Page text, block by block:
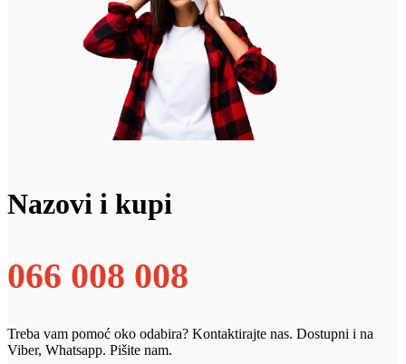
Nazovi i kupi
066 008 008
Treba vam pomoć oko odabira? Kontaktirajte nas. Dostupni i na
Viber, Whatsapp. Pišite nam.